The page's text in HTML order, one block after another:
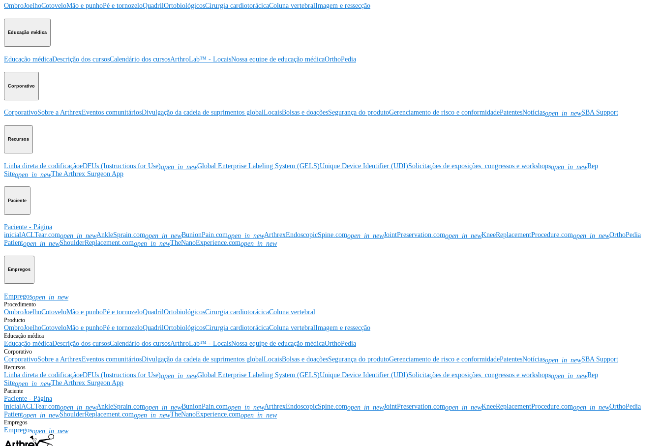
OmbroJoelhoCotoveloMão e punhoPé e tornozeloQuadrilOrtobiológicosCirurgia cardiotorácicaColuna vertebralImagem e ressecção
Educação médica
Educação médicaDescrição dos cursosCalendário dos cursosArthroLab™ - LocaisNossa equipe de educação médicaOrthoPedia
Corporativo
CorporativoSobre a ArthrexEventos comunitáriosDivulgação da cadeia de suprimentos globalLocaisBolsas e doaçõesSegurança do produtoGerenciamento de risco e conformidadePatentesNotíciasopen_in_newSBA Support
Recursos
Linha direta de codificaçãoeDFUs (Instructions for Use)open_in_newGlobal Enterprise Labeling System (GELS)Unique Device Identifier (UDI)Solicitações de exposições, congressos e workshopsopen_in_newRep
Siteopen_in_newThe Arthrex Surgeon App
Paciente
Paciente - Página
inicialACLTear.comopen_in_newAnkleSprain.comopen_in_newBunionPain.comopen_in_newArthrexEndoscopicSpine.comopen_in_newJointPreservation.comopen_in_newKneeReplacementProcedure.comopen_in_newOrthoPedia
Patientopen_in_newShoulderReplacement.comopen_in_newTheNanoExperience.comopen_in_new
Empregos
Empregosopen_in_new
Procedimento
OmbroJoelhoCotoveloMão e punhoPé e tornozeloQuadrilOrtobiológicosCirurgia cardiotorácicaColuna vertebral
Producto
OmbroJoelhoCotoveloMão e punhoPé e tornozeloQuadrilOrtobiológicosCirurgia cardiotorácicaColuna vertebralImagem e ressecção
Educação médica
Educação médicaDescrição dos cursosCalendário dos cursosArthroLab™ - LocaisNossa equipe de educação médicaOrthoPedia
Corporativo
CorporativoSobre a ArthrexEventos comunitáriosDivulgação da cadeia de suprimentos globalLocaisBolsas e doaçõesSegurança do produtoGerenciamento de risco e conformidadePatentesNotíciasopen_in_newSBA Support
Recursos
Linha direta de codificaçãoeDFUs (Instructions for Use)open_in_newGlobal Enterprise Labeling System (GELS)Unique Device Identifier (UDI)Solicitações de exposições, congressos e workshopsopen_in_newRep
Siteopen_in_newThe Arthrex Surgeon App
Paciente
Paciente - Página
inicialACLTear.comopen_in_newAnkleSprain.comopen_in_newBunionPain.comopen_in_newArthrexEndoscopicSpine.comopen_in_newJointPreservation.comopen_in_newKneeReplacementProcedure.comopen_in_newOrthoPedia
Patientopen_in_newShoulderReplacement.comopen_in_newTheNanoExperience.comopen_in_new
Empregos
Empregosopen_in_new